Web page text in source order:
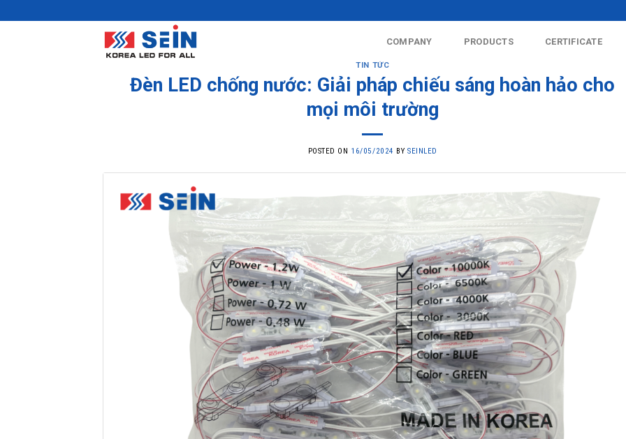
to
COMPANY PRODUCTS CERTIFICATE
TIN TỨC
Đèn LED chống nước: Giải pháp chiếu sáng hoàn hảo cho
mọi môi trường
POSTED ON 16/05/2024 BYSEINLED